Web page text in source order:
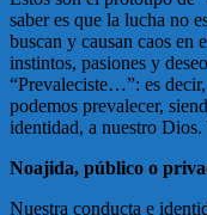
saber es que la lucha no
buscan y causan caos en
instintos, pasiones y
“Prevaleciste…”: es
podemos prevalecer,
identidad, a nuestro
Noajida, público o
Nuestra conducta e